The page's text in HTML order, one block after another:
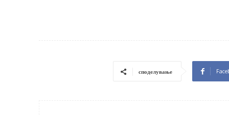
споделување